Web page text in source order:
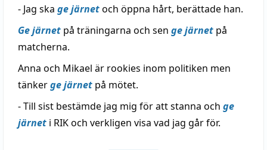
- Jag ska ge järnetoch öppna hårt, berättade han.
Ge järnet på träningarna och sen ge järnet på
matcherna.
Anna och Mikael är rookies inom politiken men
tänkerge järnet på mötet.
- Till sist bestämde jag mig för att stanna och ge
järnet i RIK och verkligen visa vad jag går för.